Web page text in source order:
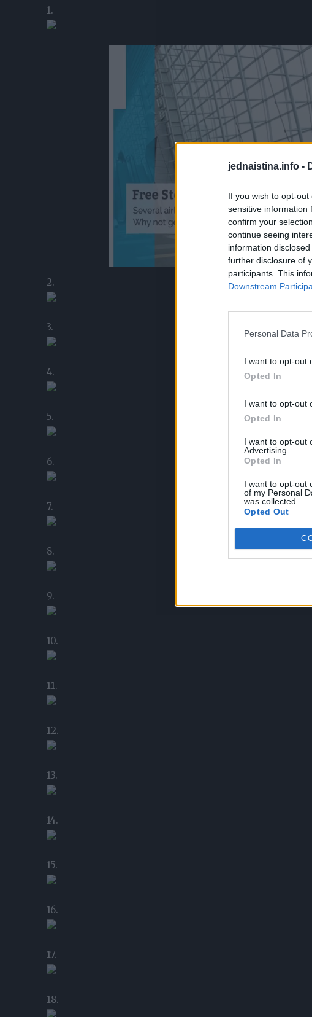
jednaistina.info -
If you wish to opt-
sensitive information
confirm your
continue seeing
information
further disclosure of
participants. This
Downstream
Personal Data
I want to opt-out
Opted In
I want to opt-out
Opted In
I want to opt-out
Advertising.
Opted In
I want to opt-out
of my Personal
was collected.
Opted Out
1.
2.
3.
4.
5.
6.
7.
8.
9.
10.
11.
12.
13.
14.
15.
16.
17.
18.